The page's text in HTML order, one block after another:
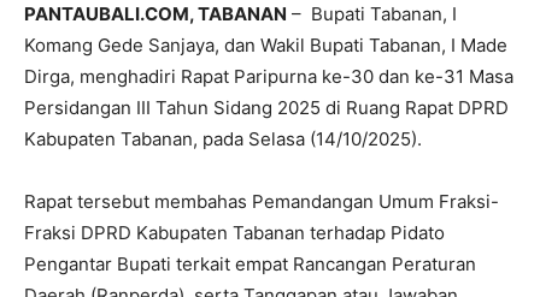
PANTAUBALI.COM, TABANAN – Bupati Tabanan, I
Komang Gede Sanjaya, dan Wakil Bupati Tabanan, I Made
Dirga, menghadiri Rapat Paripurna ke-30 dan ke-31 Masa
Persidangan III Tahun Sidang 2025 di Ruang Rapat DPRD
Kabupaten Tabanan, pada Selasa (14/10/2025).
Rapat tersebut membahas Pemandangan Umum Fraksi-
Fraksi DPRD Kabupaten Tabanan terhadap Pidato
Pengantar Bupati terkait empat Rancangan Peraturan